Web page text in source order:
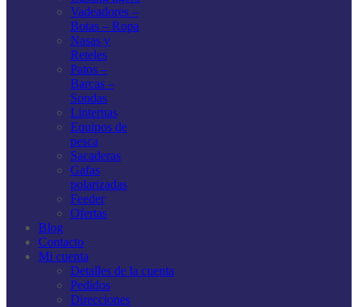
Vadeadores –
Botas – Ropa
Nasas y
Reteles
Patos –
Barcas –
Sondas
Linternas
Equipos de
pesca
Sacaderas
Gafas
polarizadas
Feeder
Ofertas
Blog
Contacto
Mi cuenta
Detalles de la cuenta
Pedidos
Direcciones